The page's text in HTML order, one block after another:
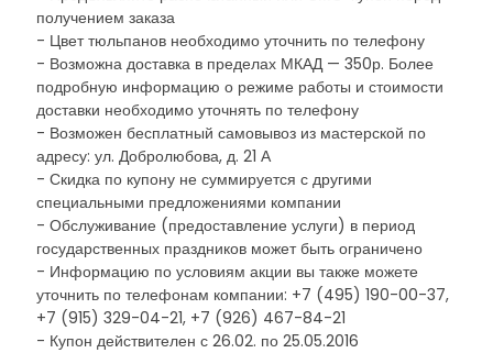
получением заказа
- Цвет тюльпанов необходимо уточнить по телефону
- Возможна доставка в пределах МКАД — 350р. Более
подробную информацию о режиме работы и стоимости
доставки необходимо уточнять по телефону
- Возможен бесплатный самовывоз из мастерской по
адресу: ул. Добролюбова, д. 21 А
- Скидка по купону не суммируется с другими
специальными предложениями компании
- Обслуживание (предоставление услуги) в период
государственных праздников может быть ограничено
- Информацию по условиям акции вы также можете
уточнить по телефонам компании: +7 (495) 190-00-37,
+7 (915) 329-04-21, +7 (926) 467-84-21
- Купон действителен с 26.02. по 25.05.2016